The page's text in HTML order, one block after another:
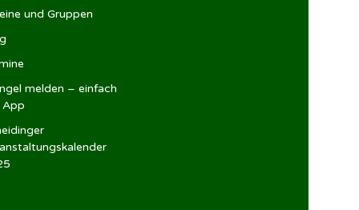
und Gruppen
melden – einfach
App